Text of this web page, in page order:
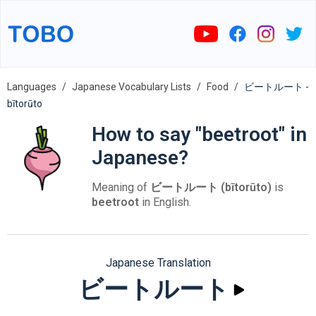
Languages Japanese Vocabulary Lists Food
ビートルート -
bītorūto
How to say "beetroot" in
Japanese?
Meaning of ビートルート (bītorūto) is
beetroot in English.
Japanese Translation
ビートルート